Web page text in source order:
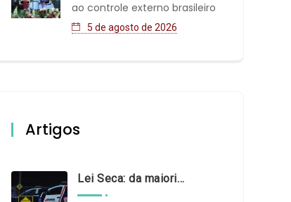
ao controle externo brasileiro
5 de agosto de 2026
Artigos
Lei Seca: da maioridade à maturidade